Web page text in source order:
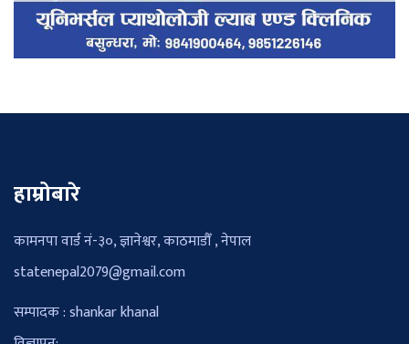
हाम्रोबारे
कामनपा वार्ड नं-३०, ज्ञानेश्वर, काठमाडौँ , नेपाल
statenepal2079@gmail.com
सम्पादक : shankar khanal